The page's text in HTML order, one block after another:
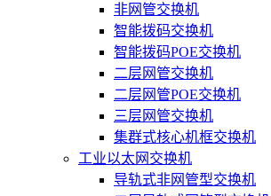
非网管交换机
智能拨码交换机
智能拨码POE交换机
二层网管交换机
二层网管POE交换机
三层网管交换机
集群式核心机框交换机
工业以太网交换机
导轨式非网管型交换机